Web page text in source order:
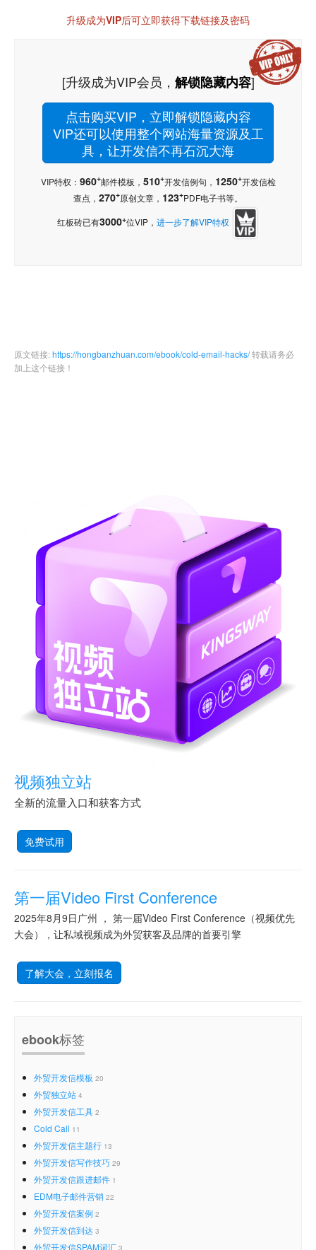
升级成为VIP后可立即获得下载链接及密码
[升级成为VIP会员， 解锁隐藏内容]
点击购买VIP，立即解锁隐藏内容
VIP还可以使用整个网站海量资源及工
具，让开发信不再石沉大海
VIP特权： 960+邮件模板， 510+开发信例句， 1250+开发信检
查点， 270+原创文章， 123+PDF电子书等。
红板砖已有3000+位VIP， 进一步了解VIP特权
原文链接:https://hongbanzhuan.com/ebook/cold-email-hacks/转载请务必
加上这个链接！
视频独立站
全新的流量入口和获客方式
免费试用
第一届Video First Conference
2025年8月9日广州 ， 第一届Video First Conference（视频优先
大会），让私域视频成为外贸获客及品牌的首要引擎
了解大会，立刻报名
ebook标签
外贸开发信模板 20
外贸独立站 4
外贸开发信工具 2
Cold Call 11
外贸开发信主题行 13
外贸开发信写作技巧 29
外贸开发信跟进邮件 1
EDM电子邮件营销 22
外贸开发信案例 2
外贸开发信到达 3
外贸开发信SPAM词汇 3